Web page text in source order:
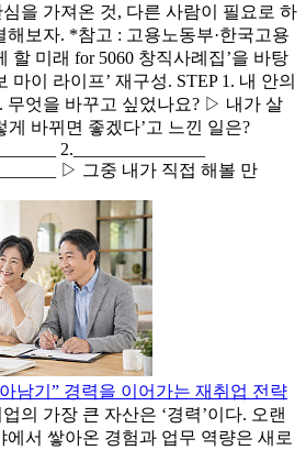
을 가져온 것, 다른 사람이 필요로 하
해보자. *참고 : 고용노동부·한국고용
할 미래 for 5060 창직사례집’을 바탕
마이 라이프’ 재구성. STEP 1. 내 안의
무엇을 바꾸고 싶었나요? ▷ 내가 살
게 바뀌면 좋겠다’고 느낀 일은?
2._______________
▷ 그중 내가 직접 해볼 만
남기” 경력을 이어가는 재취업 전략
의 가장 큰 자산은 ‘경력’이다. 오랜
에서 쌓아온 경험과 업무 역량은 새로